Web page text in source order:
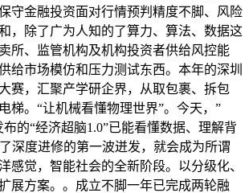
守金融投资面对行情预判精度不脚、风险
，除了广为人知的了算力、算法、数据这
所、监管机构及机构投资者供给风控能
给市场模仿和压力测试东西。本年的深圳
赛，汇聚产学研企界，从取包裹、拆包
梯。“让机械看懂物理世界”。今天，”
的“经济超脑1.0”已能看懂数据、理解背
深度进修的第一波迸发，就会成为所谓
感觉，智能社会的全新阶段。以分级化、
展方案。。成立不脚一年已完成两轮融